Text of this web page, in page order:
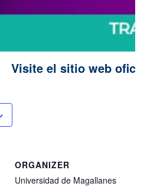
Visite el sitio web
ORGANIZER
Universidad de Magallanes